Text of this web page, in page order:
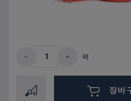
제품 수량: 원하는 값
팩
장바